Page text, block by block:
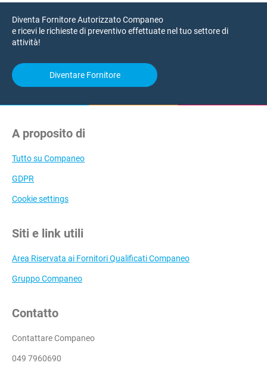
Diventa Fornitore Autorizzato Companeo
e ricevi le richieste di preventivo effettuate nel tuo settore di
attività!
Diventare Fornitore
A proposito di
Tutto su Companeo
GDPR
Cookie settings
Siti e link utili
Area Riservata ai Fornitori Qualificati Companeo
Gruppo Companeo
Contatto
Contattare Companeo
049 7960690